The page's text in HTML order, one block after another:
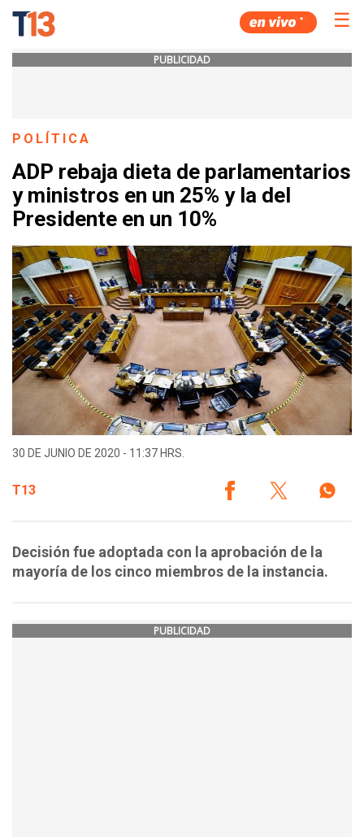
☰
PUBLICIDAD
POLÍTICA
ADP rebaja dieta de parlamentarios
y ministros en un 25% y la del
Presidente en un 10%
30 DE JUNIO DE 2020 - 11:37 HRS.
T13
Decisión fue adoptada con la aprobación de la
mayoría de los cinco miembros de la instancia.
PUBLICIDAD